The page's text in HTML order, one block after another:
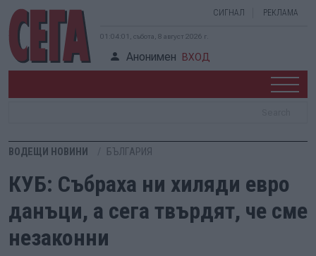
СИГНАЛ РЕКЛАМА
01:04:01, събота, 8 август 2026 г.
Анонимен ВХОД
ВОДЕЩИ НОВИНИ БЪЛГАРИЯ
КУБ: Събраха ни хиляди евро
данъци, а сега твърдят, че сме
незаконни